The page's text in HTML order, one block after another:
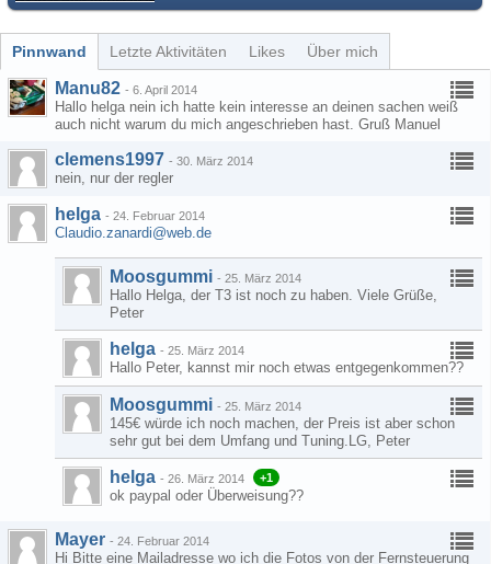
Pinnwand Letzte Aktivitäten Likes Über mich
Manu82 - 6. April 2014
Hallo helga nein ich hatte kein interesse an deinen sachen weiß
auch nicht warum du mich angeschrieben hast. Gruß Manuel
clemens1997 - 30. März 2014
nein, nur der regler
helga - 24. Februar 2014
Claudio.zanardi@web.de
Moosgummi - 25. März 2014
Hallo Helga, der T3 ist noch zu haben. Viele Grüße,
Peter
helga - 25. März 2014
Hallo Peter, kannst mir noch etwas entgegenkommen??
Moosgummi - 25. März 2014
145€ würde ich noch machen, der Preis ist aber schon
sehr gut bei dem Umfang und Tuning.LG, Peter
helga - 26. März 2014 +1
ok paypal oder Überweisung??
Mayer - 24. Februar 2014
Hi Bitte eine Mailadresse wo ich die Fotos von der Fernsteuerung